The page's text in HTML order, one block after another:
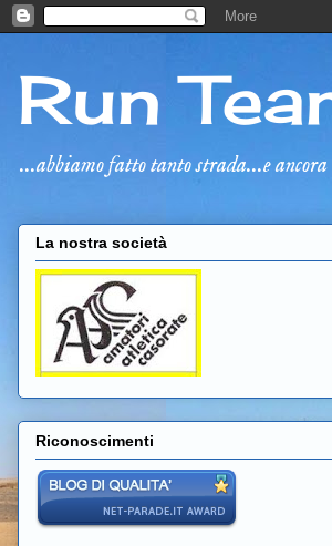
Run
...abbiamo fatto tanto strada...e
La nostra società
Riconoscimenti